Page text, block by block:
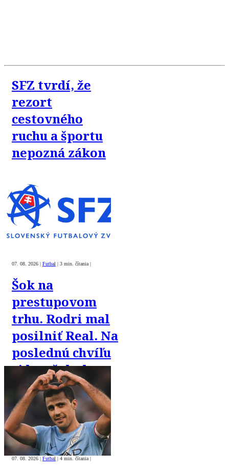
SFZ tvrdí, že
rezort
cestovného
ruchu a športu
nepozná zákon
07. 08. 2026 | Futbal | 3 min. čítania |
Šok na
prestupovom
trhu. Rodri mal
posilniť Real. Na
poslednú chvíľu
si ho však chce
„ukradnúť“
Barca
07. 08. 2026 Futbal 4 min. čítania